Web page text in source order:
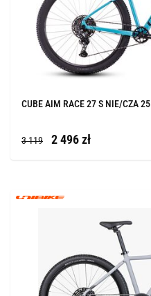
CUBE AIM RACE 27 S NIE/CZA 25
3 119 2 496 zł